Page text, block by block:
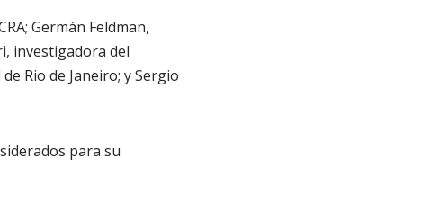
Germán Feldman,
investigadora del
Rio de Janeiro; y Sergio
para su